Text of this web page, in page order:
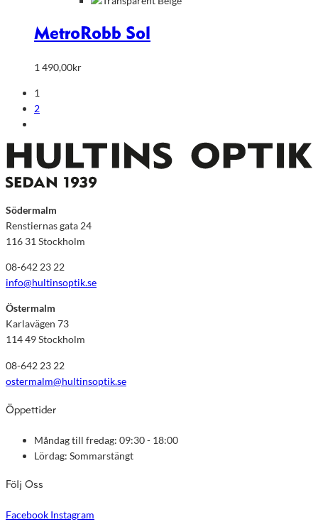
Metro Robb Sol
1 490,00kr
1
2
Södermalm
Renstiernas gata 24
116 31 Stockholm
08-642 23 22
info@hultinsoptik.se
Östermalm
Karlavägen 73
114 49 Stockholm
08-642 23 22
ostermalm@hultinsoptik.se
Öppettider
Måndag till fredag: 09:30 - 18:00
Lördag: Sommarstängt
Följ Oss
Facebook Instagram